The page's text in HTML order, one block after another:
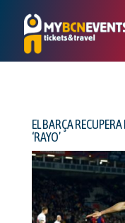
EL BARÇA
‘RAYO’